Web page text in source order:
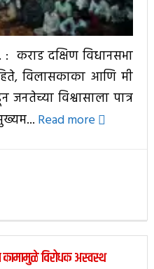
: कराड दक्षिण विधानसभा
विलासकाका आणि मी
विश्वासाला पात्र
Read more
कामामुळे विरोधक अस्वस्थ